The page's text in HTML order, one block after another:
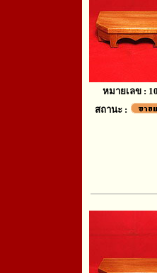
หมายเลข :
สถานะ :